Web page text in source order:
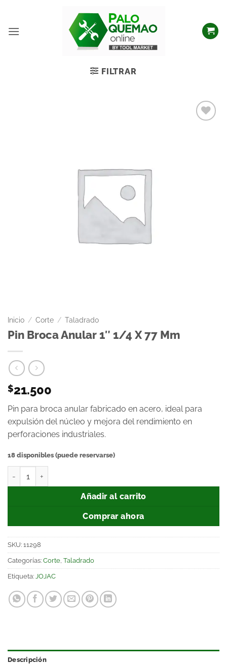
FILTRAR
Inicio / Corte / Taladrado
Pin Broca Anular 1″ 1/4 X 77 Mm
$21.500
Pin para broca anular fabricado en acero, ideal para
expulsión del núcleo y mejora del rendimiento en
perforaciones industriales.
18 disponibles (puede reservarse)
Añadir al carrito
Comprar ahora
SKU: 11298
Categorías: Corte Taladrado
Etiqueta: JOJAC
Descripción